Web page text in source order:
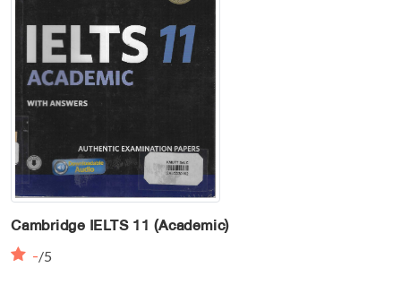
Cambridge IELTS 11 (Academic)
-/5